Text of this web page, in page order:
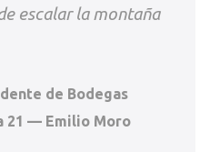
escalar la montaña
de Bodegas
21 — Emilio Moro